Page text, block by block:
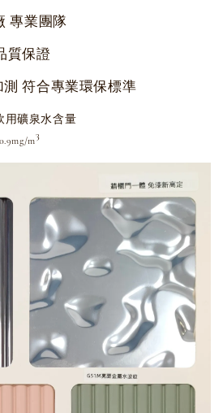
專業團隊
質保證
符合專業環保標準
礦泉水含量
m3